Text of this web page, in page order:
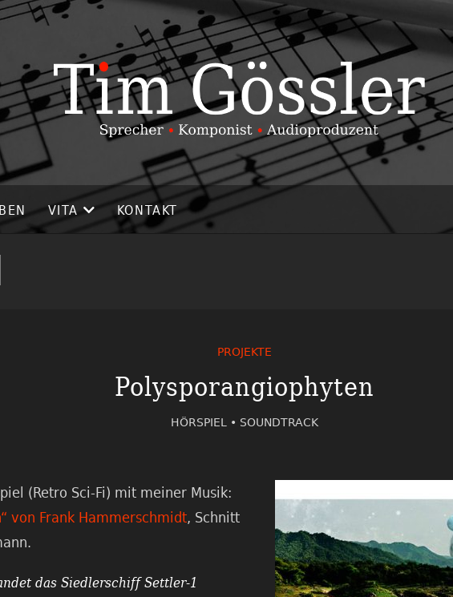
VITA KONTAKT
PROJEKTE
Polysporangiophyten
HÖRSPIEL • SOUNDTRACK
(Retro Sci-Fi) mit meiner Musik:
von Frank Hammerschmidt, Schnitt
das Siedlerschiff Settler-1